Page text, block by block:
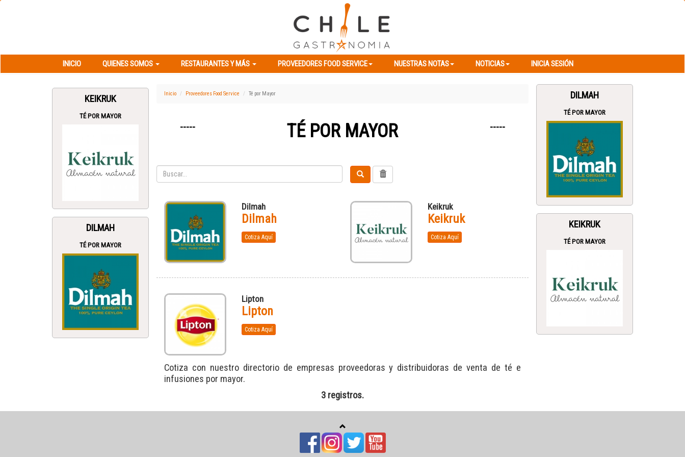
INICIO QUIENES SOMOS RESTAURANTES Y MÁS PROVEEDORES FOOD SERVICE NUESTRAS NOTAS NOTICIAS INICIA SESIÓN
PROVEEDORES FOOD SERVICE
KEIKRUK
TÉ POR MAYOR
DILMAH
TÉ POR MAYOR
Inicio Proveedores Food Service Té por Mayor
----- TÉ POR MAYOR -----
Dilmah
Dilmah
Cotiza Aquí
Keikruk
Keikruk
Cotiza Aquí
Lipton
Lipton
Cotiza Aquí
Cotiza con nuestro directorio de empresas proveedoras y distribuidoras de venta de té e
infusiones por mayor.
3 registros.
DILMAH
TÉ POR MAYOR
KEIKRUK
TÉ POR MAYOR